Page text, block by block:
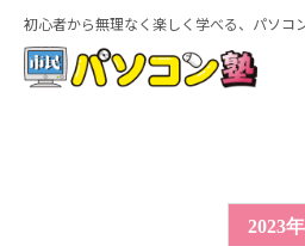
初心者から無理なく楽しく学べる、パソコ
ホ2023